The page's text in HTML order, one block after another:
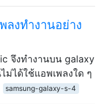
ลงทำงานอย่าง
จึงทำงานบน galaxy
ม่ได้ใช้แอพเพลงใด ๆ
samsung-galaxy-s-4